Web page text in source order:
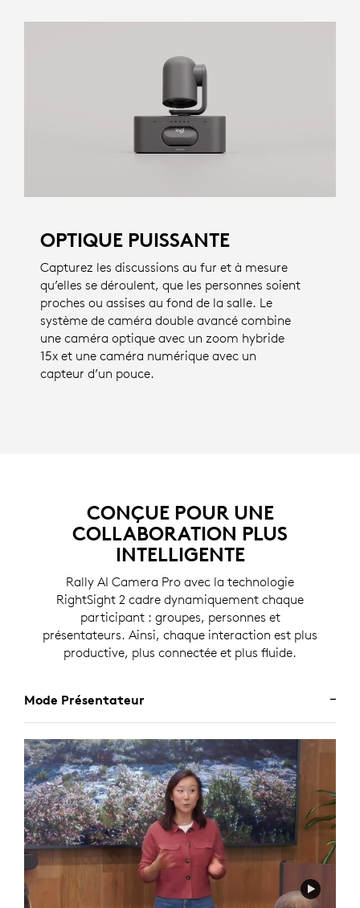
OPTIQUE PUISSANTE
Capturez les discussions au fur et à mesure
qu’elles se déroulent, que les personnes soient
proches ou assises au fond de la salle. Le
système de caméra double avancé combine
une caméra optique avec un zoom hybride
15x et une caméra numérique avec un
capteur d’un pouce.
CONÇUE POUR UNE
COLLABORATION PLUS
INTELLIGENTE
Rally AI Camera Pro avec la technologie
RightSight 2 cadre dynamiquement chaque
participant : groupes, personnes et
présentateurs. Ainsi, chaque interaction est plus
productive, plus connectée et plus fluide.
Mode Présentateur